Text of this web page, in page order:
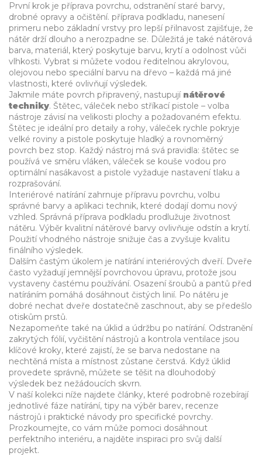
První krok je příprava povrchu, odstranění staré barvy,
drobné opravy a očištění. příprava podkladu, nanesení
primeru nebo základní vrstvy pro lepší přilnavost zajišťuje, že
nátěr drží dlouho a nerozpadne se. Důležitá je také nátěrová
barva, materiál, který poskytuje barvu, krytí a odolnost vůči
vlhkosti. Vybrat si můžete vodou ředitelnou akrylovou,
olejovou nebo speciální barvu na dřevo – každá má jiné
vlastnosti, které ovlivňují výsledek.
Jakmile máte povrch připravený, nastupují nátěrové
techniky. Štětec, váleček nebo stříkací pistole – volba
nástroje závisí na velikosti plochy a požadovaném efektu.
Štětec je ideální pro detaily a rohy, váleček rychle pokryje
velké roviny a pistole poskytuje hladký a rovnoměrný
povrch bez stop. Každý nástroj má svá pravidla: štětec se
používá ve směru vláken, váleček se kouše vodou pro
optimální nasákavost a pistole vyžaduje nastavení tlaku a
rozprašování.
Interiérové natírání zahrnuje přípravu povrchu, volbu
správné barvy a aplikaci technik, které dodají domu nový
vzhled. Správná příprava podkladu prodlužuje životnost
nátěru. Výběr kvalitní nátěrové barvy ovlivňuje odstín a krytí.
Použití vhodného nástroje snižuje čas a zvyšuje kvalitu
finálního výsledek.
Dalším častým úkolem je natírání interiérových dveří. Dveře
často vyžadují jemnější povrchovou úpravu, protože jsou
vystaveny častému používání. Osazení šroubů a pantů před
natíráním pomáhá dosáhnout čistých linií. Po nátěru je
dobré nechat dveře dostatečně zaschnout, aby se předešlo
otiskům prstů.
Nezapomeňte také na úklid a údržbu po natírání. Odstranění
zakrytých fólií, vyčištění nástrojů a kontrola ventilace jsou
klíčové kroky, které zajistí, že se barva nedostane na
nechtěná místa a místnost zůstane čerstvá. Když úklid
provedete správně, můžete se těšit na dlouhodobý
výsledek bez nežádoucích skvrn.
V naší kolekci níže najdete články, které podrobně rozebírají
jednotlivé fáze natírání, tipy na výběr barev, recenze
nástrojů i praktické návody pro specifické povrchy.
Prozkoumejte, co vám může pomoci dosáhnout
perfektního interiéru, a najděte inspiraci pro svůj další
projekt.